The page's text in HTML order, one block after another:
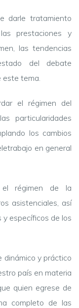
darle tratamiento
prestaciones y
las tendencias
del debate
este tema.
el régimen del
particularidades
los cambios
en general
régimen de la
asistenciales, así
específicos de los
dinámico y práctico
país en materia
quien egrese de
completo de las